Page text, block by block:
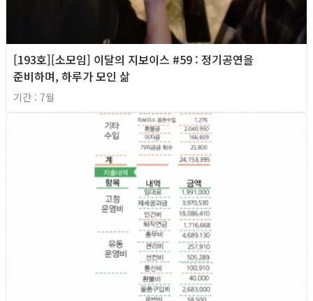
[193호][소모임] 이달의 지보이스 #59 : 정기공연을
준비하며, 하루가 모인 삶
기간 : 7월